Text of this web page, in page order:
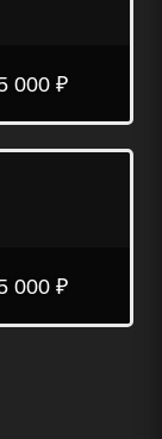
000 ₽
000 ₽